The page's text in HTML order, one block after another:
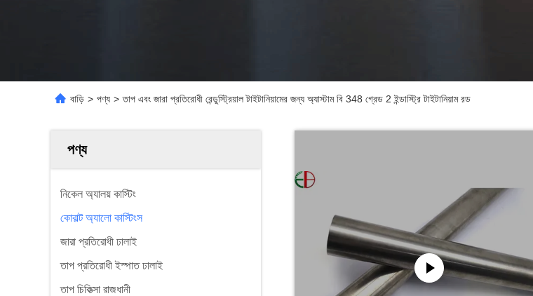
বাড়ি > পণ্য > তাপ এবং জারা প্রতিরোধী রেন্ডুস্ট্রিয়াল টাইটানিয়ামের জন্য অ্যাস্টাম বি 348 গ্রেড 2 ইন্ডাস্ট্রি টাইটানিয়াম রড
পণ্য
নিকেল অ্যালয় কাস্টিং
কোবাল্ট অ্যালো কাস্টিংস
জারা প্রতিরোধী ঢালাই
তাপ প্রতিরোধী ইস্পাত ঢালাই
তাপ চিকিত্সা রাজধানী